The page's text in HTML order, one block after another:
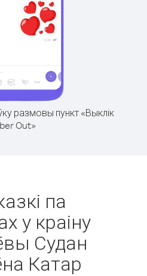
размовы пункт «Выклік
Out»
па
у краіну
Судан
Катар